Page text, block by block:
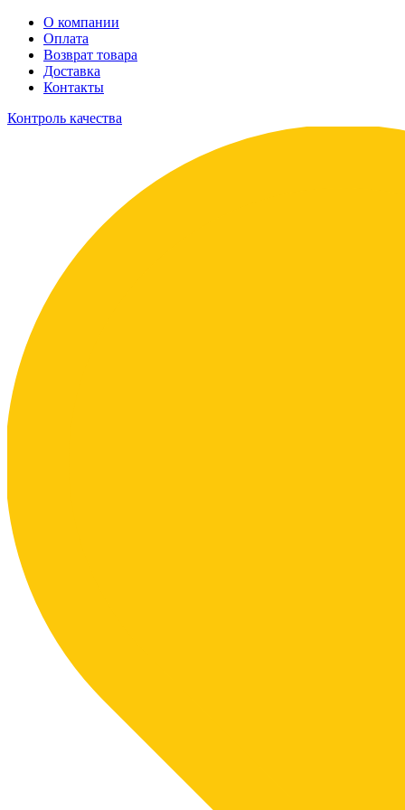
О компании
Оплата
Возврат товара
Доставка
Контакты
Контроль качества